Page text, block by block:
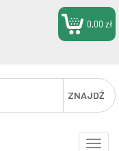
ZNAJDŹ
0,00 zł
Toggle